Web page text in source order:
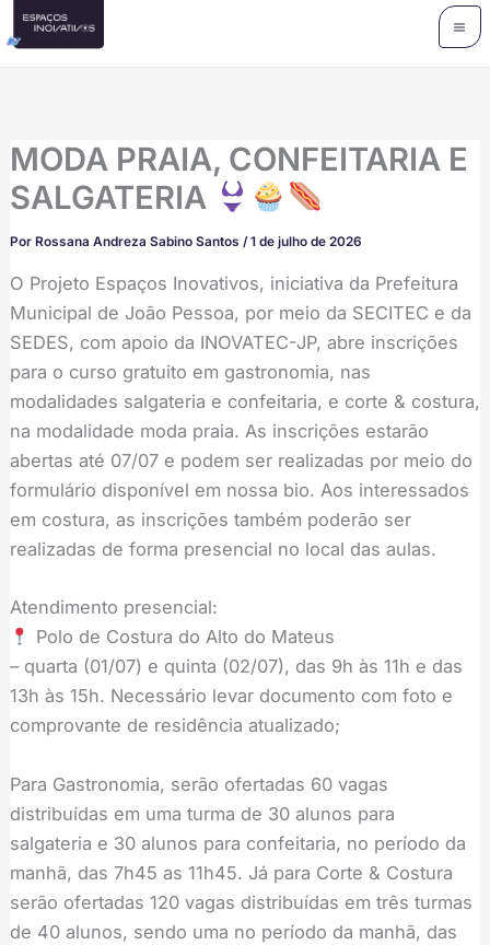
para
MODA PRAIA, CONFEITARIA E
SALGATERIA
Por Rossana Andreza Sabino Santos /1 de julho de 2026
O Projeto Espaços Inovativos, iniciativa da Prefeitura
Municipal de João Pessoa, por meio da SECITEC e da
SEDES, com apoio da INOVATEC-JP, abre inscrições
para o curso gratuito em gastronomia, nas
modalidades salgateria e confeitaria, e corte & costura,
na modalidade moda praia. As inscrições estarão
abertas até 07/07 e podem ser realizadas por meio do
formulário disponível em nossa bio. Aos interessados
em costura, as inscrições também poderão ser
realizadas de forma presencial no local das aulas.
Atendimento presencial:
Polo de Costura do Alto do Mateus
– quarta (01/07) e quinta (02/07), das 9h às 11h e das
13h às 15h. Necessário levar documento com foto e
comprovante de residência atualizado;
Para Gastronomia, serão ofertadas 60 vagas
distribuídas em uma turma de 30 alunos para
salgateria e 30 alunos para confeitaria, no período da
manhã, das 7h45 as 11h45. Já para Corte & Costura
serão ofertadas 120 vagas distribuídas em três turmas
de 40 alunos, sendo uma no período da manhã, das